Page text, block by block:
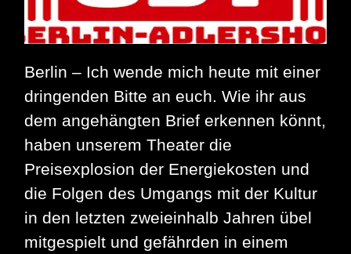
Berlin – Ich wende mich heute mit einer
dringenden Bitte an euch. Wie ihr aus
dem angehängten Brief erkennen könnt,
haben unserem Theater die
Preisexplosion der Energiekosten und
die Folgen des Umgangs mit der Kultur
in den letzten zweieinhalb Jahren übel
mitgespielt und gefährden in einem